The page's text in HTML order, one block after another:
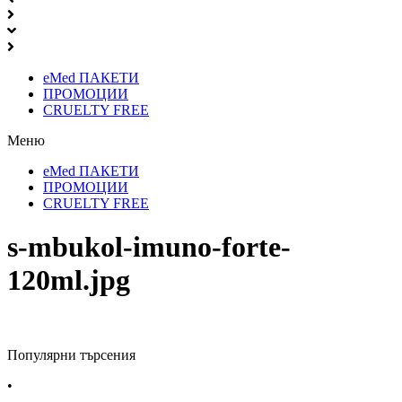
eMed ПАКЕТИ
ПРОМОЦИИ
CRUELTY FREE
Меню
eMed ПАКЕТИ
ПРОМОЦИИ
CRUELTY FREE
s-mbukol-imuno-forte-
120ml.jpg
Популярни търсения
•